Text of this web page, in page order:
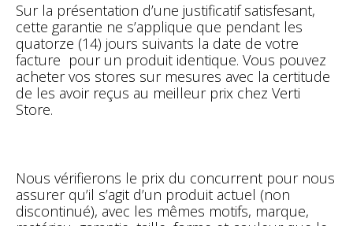
Sur la présentation d’une justificatif satisfesant,
cette garantie ne s’applique que pendant les
quatorze (14) jours suivants la date de votre
facture pour un produit identique. Vous pouvez
acheter vos stores sur mesures avec la certitude
de les avoir reçus au meilleur prix chez Verti
Store.
Nous vérifierons le prix du concurrent pour nous
assurer qu’il s’agit d’un produit actuel (non
discontinué), avec les mêmes motifs, marque,